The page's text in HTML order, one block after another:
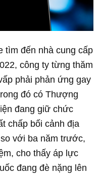
tìm đến nhà cung cấp
công ty từng thăm
phải phản ứng gay
đó có Thượng
đang giữ chức
chấp bối cảnh địa
với ba năm trước,
cho thấy áp lực
đang đè nặng lên